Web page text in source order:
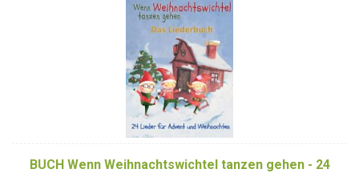
BUCH Wenn Weihnachtswichtel tanzen gehen - 24